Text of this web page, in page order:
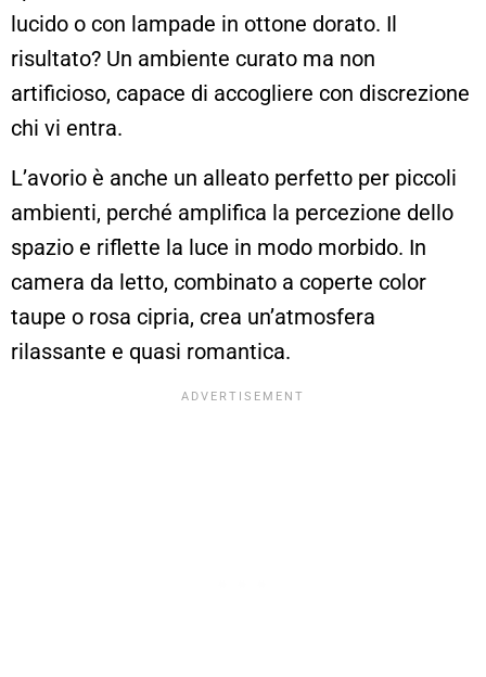
lucido o con lampade in ottone dorato. Il
risultato? Un ambiente curato ma non
artificioso, capace di accogliere con discrezione
chi vi entra.
L’avorio è anche un alleato perfetto per piccoli
ambienti, perché amplifica la percezione dello
spazio e riflette la luce in modo morbido. In
camera da letto, combinato a coperte color
taupe o rosa cipria, crea un’atmosfera
rilassante e quasi romantica.